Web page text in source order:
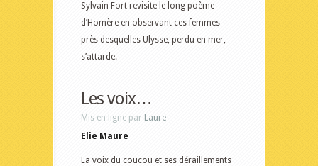
Sylvain Fort revisite le long poème
d’Homère en observant ces femmes
près desquelles Ulysse, perdu en mer,
s’attarde.
Les voix…
Mis en ligne par Laure
Elie Maure
La voix du coucou et ses déraillements